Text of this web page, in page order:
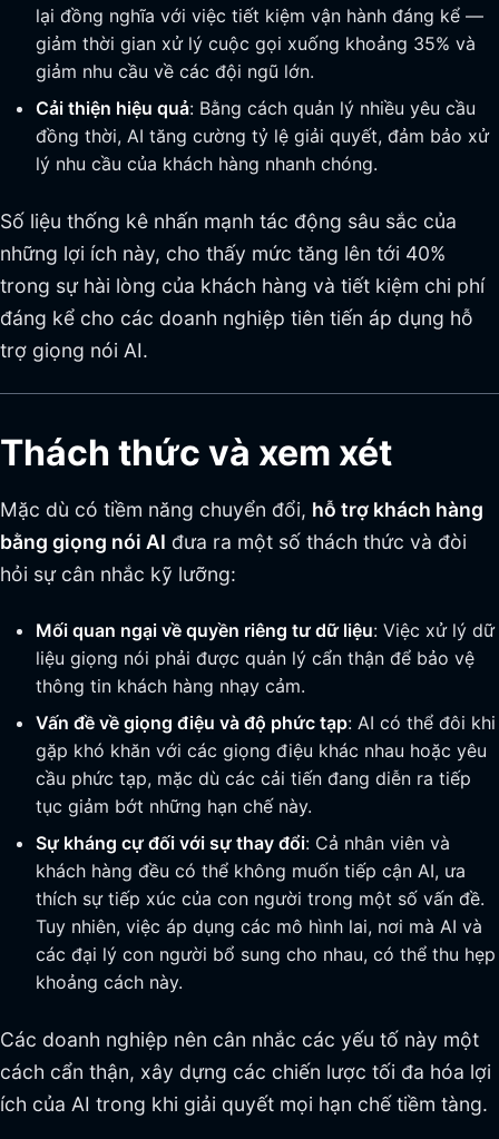
lại đồng nghĩa với việc tiết kiệm vận hành đáng kể —
giảm thời gian xử lý cuộc gọi xuống khoảng 35% và
giảm nhu cầu về các đội ngũ lớn.
Cải thiện hiệu quả: Bằng cách quản lý nhiều yêu cầu
đồng thời, AI tăng cường tỷ lệ giải quyết, đảm bảo xử
lý nhu cầu của khách hàng nhanh chóng.
Số liệu thống kê nhấn mạnh tác động sâu sắc của
những lợi ích này, cho thấy mức tăng lên tới 40%
trong sự hài lòng của khách hàng và tiết kiệm chi phí
đáng kể cho các doanh nghiệp tiên tiến áp dụng hỗ
trợ giọng nói AI.
Thách thức và xem xét
Mặc dù có tiềm năng chuyển đổi, hỗ trợ khách hàng
bằng giọng nói AI đưa ra một số thách thức và đòi
hỏi sự cân nhắc kỹ lưỡng:
Mối quan ngại về quyền riêng tư dữ liệu: Việc xử lý dữ
liệu giọng nói phải được quản lý cẩn thận để bảo vệ
thông tin khách hàng nhạy cảm.
Vấn đề về giọng điệu và độ phức tạp: AI có thể đôi khi
gặp khó khăn với các giọng điệu khác nhau hoặc yêu
cầu phức tạp, mặc dù các cải tiến đang diễn ra tiếp
tục giảm bớt những hạn chế này.
Sự kháng cự đối với sự thay đổi: Cả nhân viên và
khách hàng đều có thể không muốn tiếp cận AI, ưa
thích sự tiếp xúc của con người trong một số vấn đề.
Tuy nhiên, việc áp dụng các mô hình lai, nơi mà AI và
các đại lý con người bổ sung cho nhau, có thể thu hẹp
khoảng cách này.
Các doanh nghiệp nên cân nhắc các yếu tố này một
cách cẩn thận, xây dựng các chiến lược tối đa hóa lợi
ích của AI trong khi giải quyết mọi hạn chế tiềm tàng.